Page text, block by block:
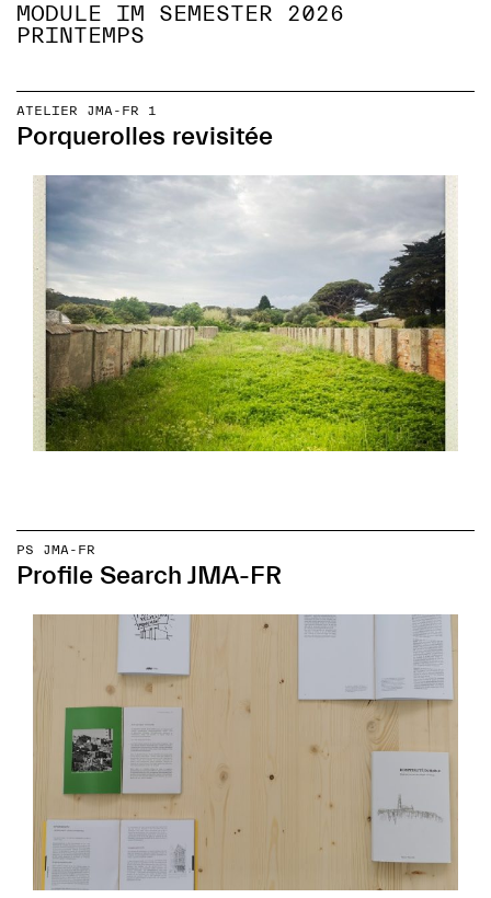
MODULE IM SEMESTER 2026
PRINTEMPS
ATELIER JMA-FR 1
Porquerolles revisitée
PS JMA-FR
Profile Search JMA-FR